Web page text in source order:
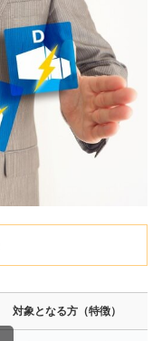
対象となる方（特徴）